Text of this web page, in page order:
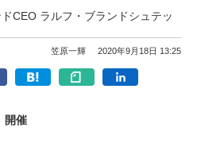
CEO ラルフ・ブランドシュテッ
笠原一輝 2020年9月18日 13:25
開催